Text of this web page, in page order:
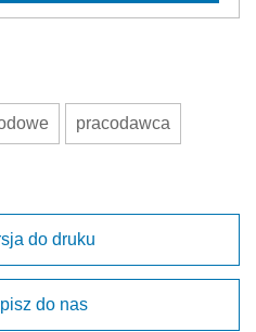
pracodawca
do druku
do nas